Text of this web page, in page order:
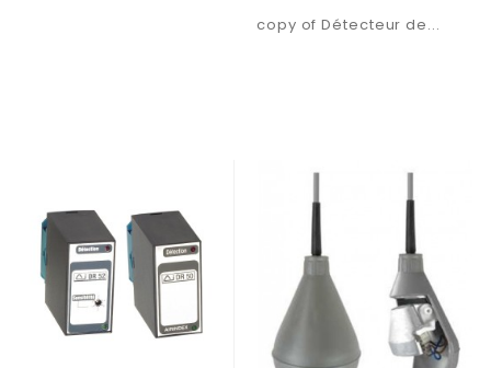
copy of Détecteur de...